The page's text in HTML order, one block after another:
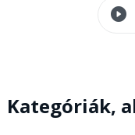
Kategóriák,